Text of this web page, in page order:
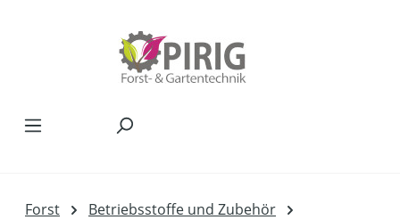
Forst
Betriebsstoffe und Zubehör